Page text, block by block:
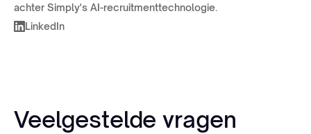
achter Simply's AI-recruitmenttechnologie.
LinkedIn
Veelgestelde vragen